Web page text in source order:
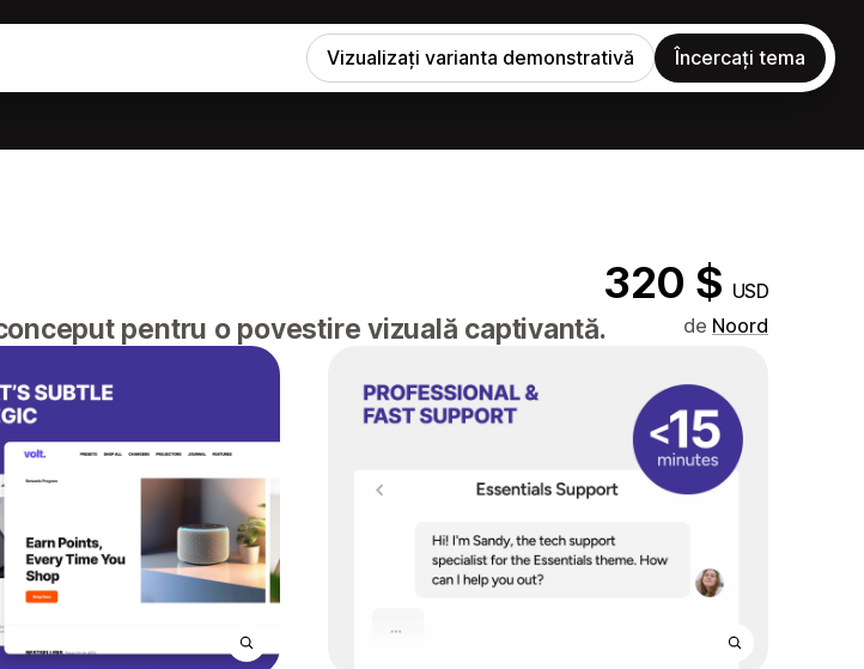
Vizualizați varianta demonstrativă Încercați tema
320 $ USD
pentru o povestire vizuală captivantă. de Noord